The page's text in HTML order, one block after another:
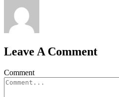
Leave A Comment
Comment